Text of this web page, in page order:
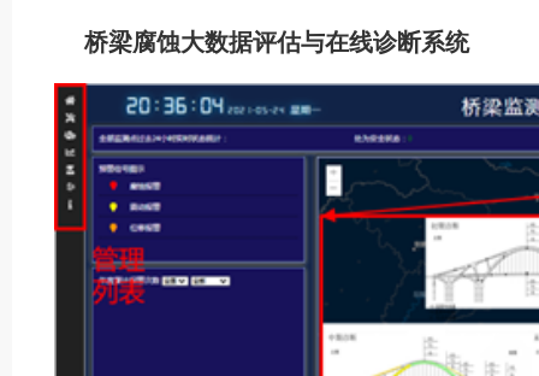
桥梁腐蚀大数据评估与在线诊断系统